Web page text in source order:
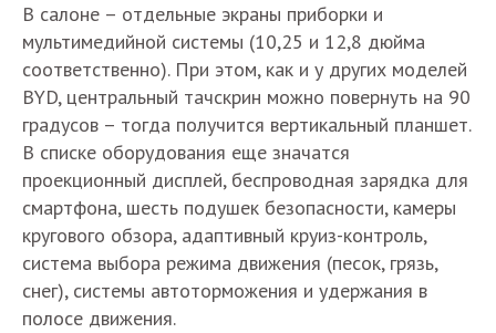
В салоне – отдельные экраны приборки и
мультимедийной системы (10,25 и 12,8 дюйма
соответственно). При этом, как и у других моделей
BYD, центральный тачскрин можно повернуть на 90
градусов – тогда получится вертикальный планшет.
В списке оборудования еще значатся
проекционный дисплей, беспроводная зарядка для
смартфона, шесть подушек безопасности, камеры
кругового обзора, адаптивный круиз-контроль,
система выбора режима движения (песок, грязь,
снег), системы автоторможения и удержания в
полосе движения.